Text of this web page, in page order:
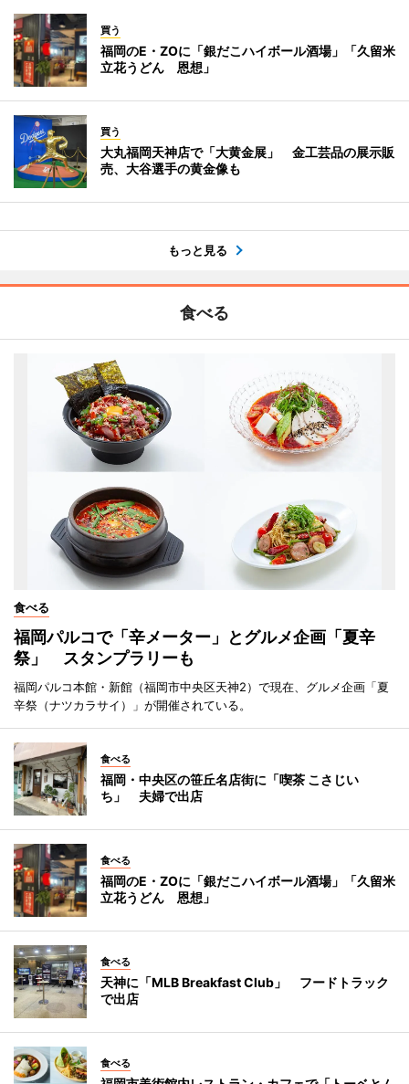
買う
福岡のE・ZOに「銀だこハイボール酒場」「久留米
立花うどん 恩想」
買う
大丸福岡天神店で「大黄金展」 金工芸品の展示販
売、大谷選手の黄金像も
もっと見る
食べる
食べる
福岡パルコで「辛メーター」とグルメ企画「夏辛
祭」 スタンプラリーも
福岡パルコ本館・新館（福岡市中央区天神2）で現在、グルメ企画「夏
辛祭（ナツカラサイ）」が開催されている。
食べる
福岡・中央区の笹丘名店街に「喫茶 こさじい
ち」 夫婦で出店
食べる
福岡のE・ZOに「銀だこハイボール酒場」「久留米
立花うどん 恩想」
食べる
天神に「MLB Breakfast Club」 フードトラック
で出店
食べる